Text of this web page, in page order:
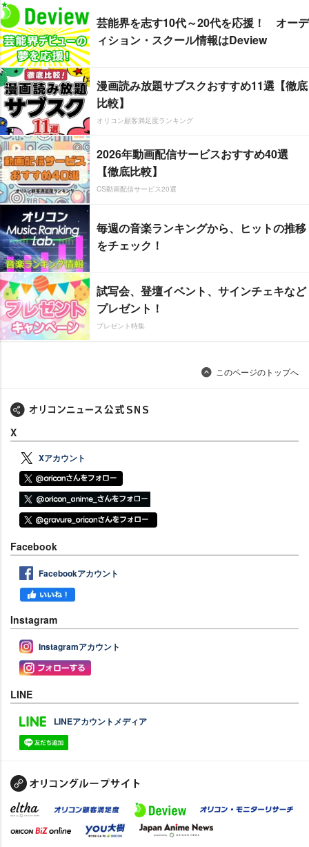
芸能界を志す10代～20代を応援！ オーデ
ィション・スクール情報はDeview
漫画読み放題サブスクおすすめ11選【徹底
比較】
オリコン顧客満足度ランキング
2026年動画配信サービスおすすめ40選
【徹底比較】
CS動画配信サービス20選
毎週の音楽ランキングから、ヒットの推移
をチェック！
試写会、登壇イベント、サインチェキなど
プレゼント！
プレゼント特集
このページのトップへ
X
Xアカウント
Facebook
Facebookアカウント
Instagram
Instagramアカウント
LINE
LINEアカウントメディア